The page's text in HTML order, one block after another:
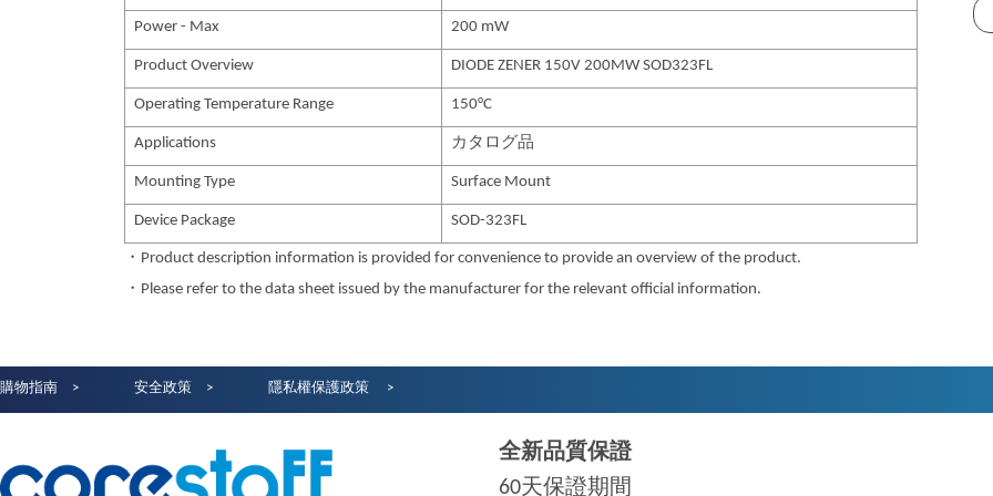
Power - Max 200 mW
Product Overview DIODE ZENER 150V 200MW SOD323FL
Operating Temperature Range 150°C
Applications カタログ品
Mounting Type Surface Mount
Device Package SOD-323FL
・Product description information is provided for convenience to provide an overview of the product.
・Please refer to the data sheet issued by the manufacturer for the relevant official information.
購物指南 安全政策 隱私權保護政策
全新品質保證
60天保證期間